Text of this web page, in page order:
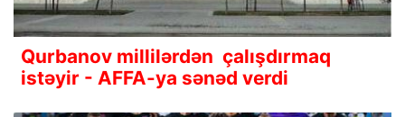
Qurbanov millilərdən çalışdırmaq
istəyir - AFFA-ya sənəd verdi